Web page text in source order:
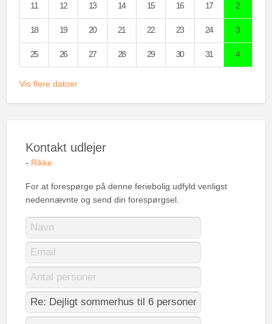
11 12 13 14 15 16 17 2
18 19 20 21 22 23 24 3
25 26 27 28 29 30 31 4
Vis flere datoer
Kontakt udlejer
- Rikke
For at forespørge på denne feriebolig udfyld venligst
nedennævnte og send din forespørgsel.